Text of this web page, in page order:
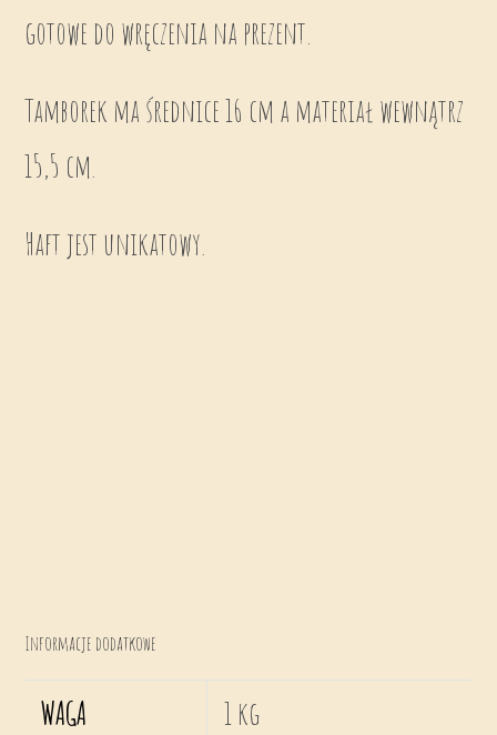
gotowe do wręczenia na prezent.
Tamborek ma średnice 16 cm a materiał wewnątrz
15,5 cm.
Haft jest unikatowy.
Informacje dodatkowe
WAGA
1 kg